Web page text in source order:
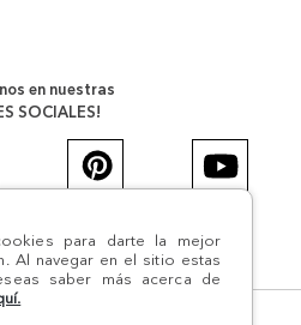
para darte la mejor
Al navegar en el sitio estas
saber más acerca de
en nuestras
SOCIALES!
#AerieREALCOL